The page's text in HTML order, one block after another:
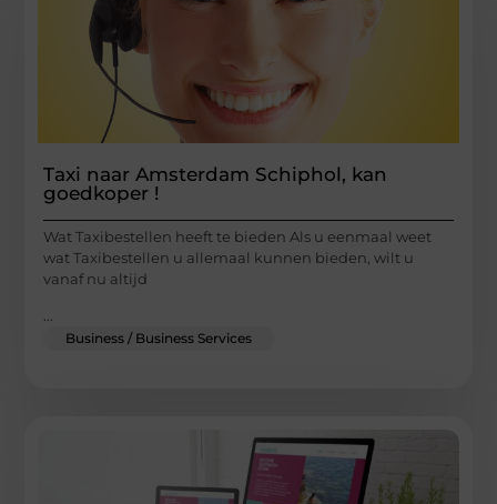
Taxi naar Amsterdam Schiphol, kan
goedkoper !
Wat Taxibestellen heeft te bieden Als u eenmaal weet
wat Taxibestellen u allemaal kunnen bieden, wilt u
vanaf nu altijd
Business / Business Services